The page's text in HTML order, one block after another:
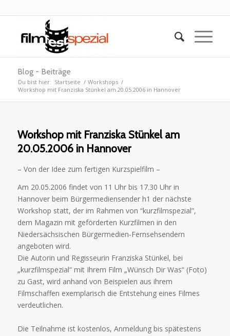
Blog - Beiträge
Du bist hier: Startseite / Workshops /
Workshop mit Franziska Stünkel am 20.05.2006 in Hannover
Workshop mit Franziska Stünkel am
20.05.2006 in Hannover
– Von der Idee zum fertigen Kurzspielfilm –
Am 20.05.2006 findet von 11 Uhr bis 17.30 Uhr in
Hannover beim Bürgermediensender h1 der nächste
Workshop statt, der im Rahmen von “kurzfilmspezial”,
dem Magazin mit geförderten Kurzfilmen in den
Niedersächsischen Bürgermedien-Fernsehsendern
angeboten wird.
Die Autorin und Regisseurin Franziska Stünkel, bei
„kurzfilmspezial“ mit Ihrem Film „Wünsch Dir Was“ (Foto)
zu Gast, wird anhand von Beispielen aus ihrem
Filmschaffen exemplarisch die Entstehung eines Filmes
verdeutlichen.
Die Teilnahme ist kostenlos, Anmeldung bis spätestens